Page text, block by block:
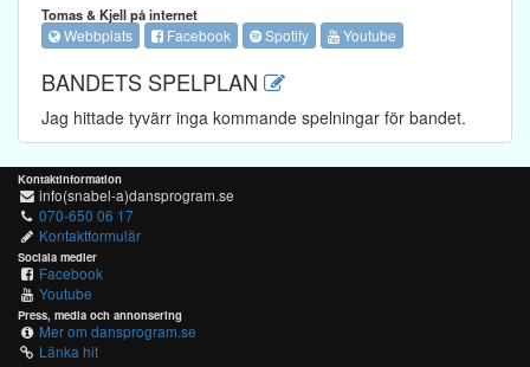
Tomas & Kjell på internet
Webbplats Facebook Spotify Youtube
BANDETS SPELPLAN
Jag hittade tyvärr inga kommande spelningar för bandet.
Kontaktinformation
info(snabel-a)dansprogram.se
070-650 06 17
Kontaktformulär
Sociala medier
Facebook
Youtube
Press, media och annonsering
Mer om dansprogram.se
Länka hit